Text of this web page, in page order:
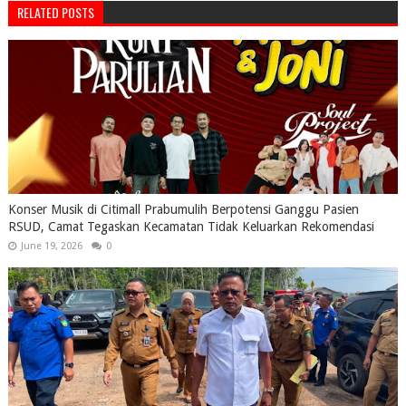
RELATED POSTS
Konser Musik di Citimall Prabumulih Berpotensi Ganggu Pasien
RSUD, Camat Tegaskan Kecamatan Tidak Keluarkan Rekomendasi
June 19, 2026 0